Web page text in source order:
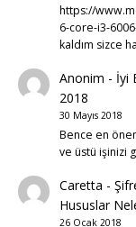
https://
6-core-i3-
kaldım sizce
Anonim - İyi
2018
30 Mayıs 2018
Bence en
ve üstü işinizi
Caretta -
Hususlar
26 Ocak 2018